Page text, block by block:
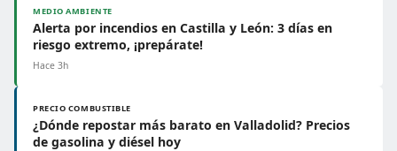
MEDIO AMBIENTE
Alerta por incendios en Castilla y León: 3 días en
riesgo extremo, ¡prepárate!
Hace 3h
PRECIO COMBUSTIBLE
¿Dónde repostar más barato en Valladolid? Precios
de gasolina y diésel hoy